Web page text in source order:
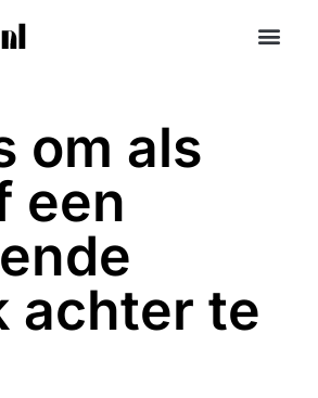
om als
een
achter te